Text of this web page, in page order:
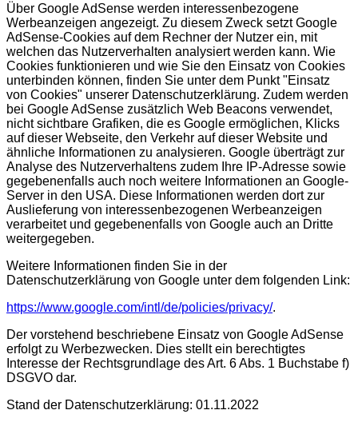
Über Google AdSense werden interessenbezogene
Werbeanzeigen angezeigt. Zu diesem Zweck setzt Google
AdSense-Cookies auf dem Rechner der Nutzer ein, mit
welchen das Nutzerverhalten analysiert werden kann. Wie
Cookies funktionieren und wie Sie den Einsatz von Cookies
unterbinden können, finden Sie unter dem Punkt "Einsatz
von Cookies" unserer Datenschutzerklärung. Zudem werden
bei Google AdSense zusätzlich Web Beacons verwendet,
nicht sichtbare Grafiken, die es Google ermöglichen, Klicks
auf dieser Webseite, den Verkehr auf dieser Website und
ähnliche Informationen zu analysieren. Google überträgt zur
Analyse des Nutzerverhaltens zudem Ihre IP-Adresse sowie
gegebenenfalls auch noch weitere Informationen an Google-
Server in den USA. Diese Informationen werden dort zur
Auslieferung von interessenbezogenen Werbeanzeigen
verarbeitet und gegebenenfalls von Google auch an Dritte
weitergegeben.
Weitere Informationen finden Sie in der
Datenschutzerklärung von Google unter dem folgenden Link:
https://www.google.com/intl/de/policies/privacy/.
Der vorstehend beschriebene Einsatz von Google AdSense
erfolgt zu Werbezwecken. Dies stellt ein berechtigtes
Interesse der Rechtsgrundlage des Art. 6 Abs. 1 Buchstabe f)
DSGVO dar.
Stand der Datenschutzerklärung: 01.11.2022